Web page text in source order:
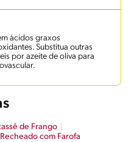
ácidos graxos
Substitua outras
por azeite de oliva para
de Frango
com Farofa​